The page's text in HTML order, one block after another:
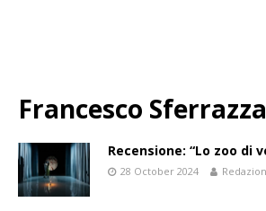
Francesco
Recensione: “Lo zoo di
28 October 2024